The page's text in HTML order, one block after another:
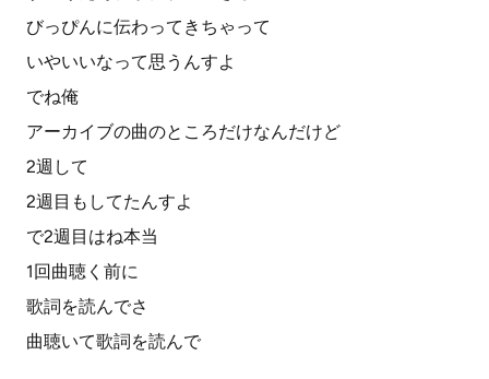
びっぴんに伝わってきちゃって
いやいいなって思うんすよ
でね俺
アーカイブの曲のところだけなんだけど
2週して
2週目もしてたんすよ
で2週目はね本当
1回曲聴く前に
歌詞を読んでさ
曲聴いて歌詞を読んで